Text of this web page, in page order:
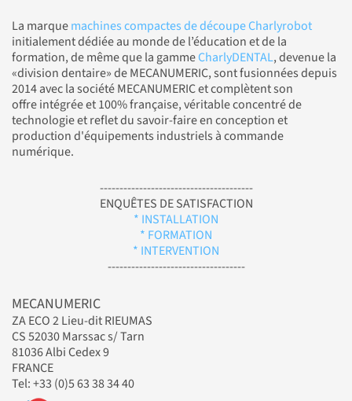
La marquemachines compactes de découpe Charlyrobot
initialement dédiée au monde de l’éducation et de la
formation, de même que la gammeCharlyDENTAL, devenue la
«division dentaire» de MECANUMERIC, sont fusionnées depuis
2014 avec la société MECANUMERIC et complètent son
offre intégrée et 100% française, véritable concentré de
technologie et reflet du savoir-faire en conception et
production d'équipements industriels à commande
numérique.
---------------------------------------
ENQUÊTES DE SATISFACTION
* INSTALLATION
* FORMATION
* INTERVENTION
-----------------------------------
MECANUMERIC
ZA ECO 2 Lieu-dit RIEUMAS
CS 52030 Marssac s/ Tarn
81036 Albi Cedex 9
FRANCE
Tel: +33 (0)5 63 38 34 40